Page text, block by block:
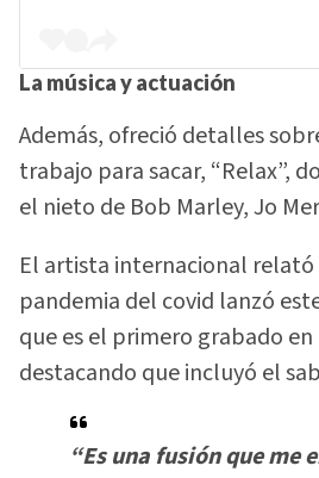
La música y actuación
Además, ofreció detalles
trabajo para sacar, “Relax”,
el nieto de Bob Marley, Jo
El artista internacional relató
pandemia del covid lanzó
que es el primero grabado
destacando que incluyó el
“Es una fusión que me